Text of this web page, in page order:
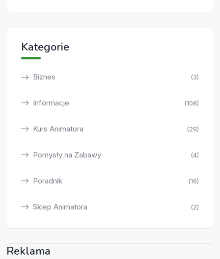
Kategorie
Biznes (3)
Informacje (108)
Kurs Animatora (29)
Pomysły na Zabawy (4)
Poradnik (19)
Sklep Animatora (2)
Reklama